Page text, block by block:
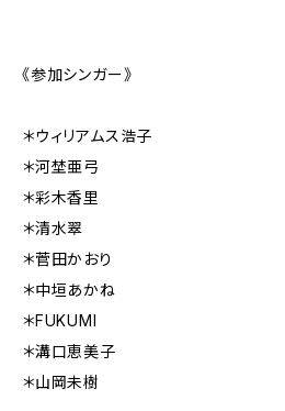
《参加シンガー》
＊ウィリアムス浩子
＊河埜亜弓
＊彩木香里
＊清水翠
＊菅田かおり
＊中垣あかね
＊FUKUMI
＊溝口恵美子
＊山岡未樹